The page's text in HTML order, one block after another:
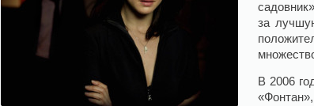
за
В 2006